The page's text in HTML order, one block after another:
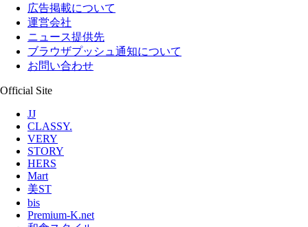
広告掲載について
運営会社
ニュース提供先
ブラウザプッシュ通知について
お問い合わせ
Official Site
JJ
CLASSY.
VERY
STORY
HERS
Mart
美ST
bis
Premium-K.net